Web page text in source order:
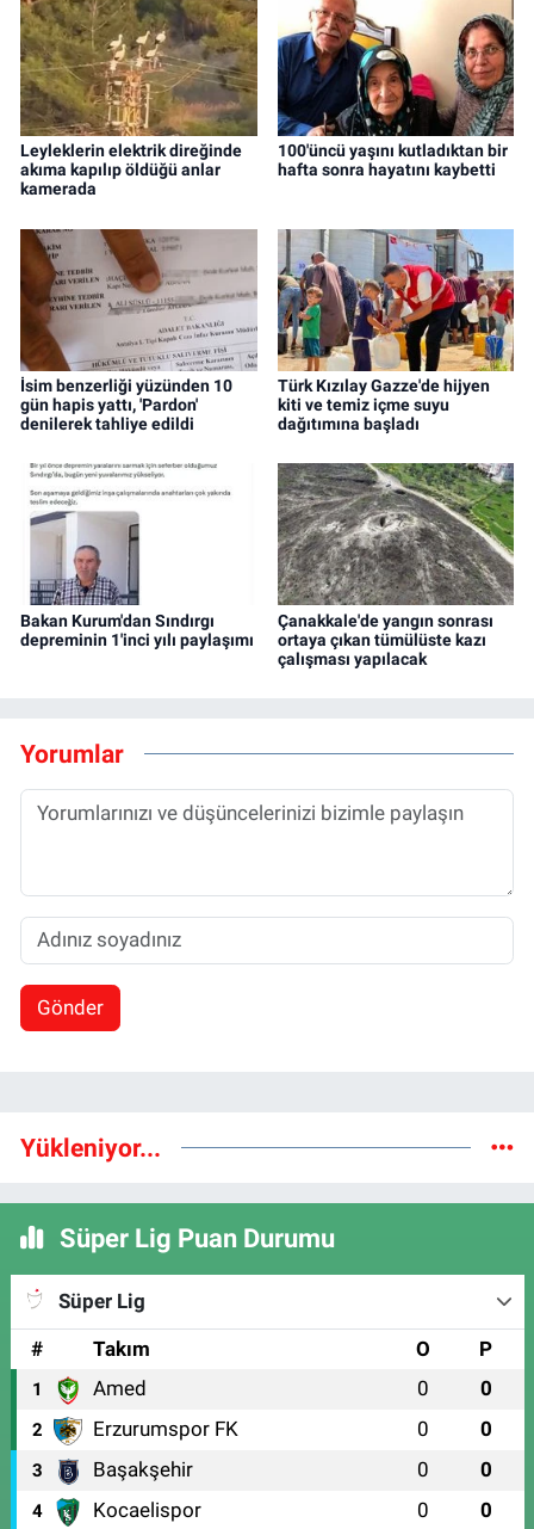
Leyleklerin elektrik direğinde
akıma kapılıp öldüğü anlar
kamerada
100'üncü yaşını kutladıktan bir
hafta sonra hayatını kaybetti
İsim benzerliği yüzünden 10
gün hapis yattı, 'Pardon'
denilerek tahliye edildi
Türk Kızılay Gazze'de hijyen
kiti ve temiz içme suyu
dağıtımına başladı
Bakan Kurum'dan Sındırgı
depreminin 1'inci yılı paylaşımı
Çanakkale'de yangın sonrası
ortaya çıkan tümülüste kazı
çalışması yapılacak
Yorumlar
Gönder
Yükleniyor...
Süper Lig Puan Durumu
Süper Lig
#
Takım O P
1 Amed 0 0
2 Erzurumspor FK 0 0
3 Başakşehir 0 0
4 Kocaelispor 0 0